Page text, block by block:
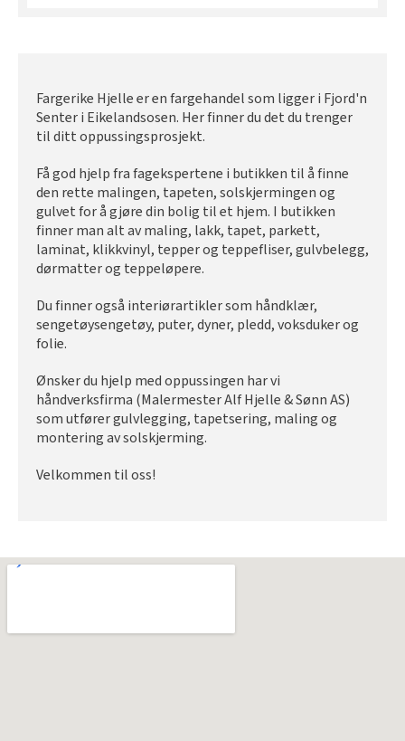
Fargerike Hjelle er en fargehandel som ligger i Fjord'n
Senter i Eikelandsosen. Her finner du det du trenger
til ditt oppussingsprosjekt.
Få god hjelp fra fagekspertene i butikken til å finne
den rette malingen, tapeten, solskjermingen og
gulvet for å gjøre din bolig til et hjem. I butikken
finner man alt av maling, lakk, tapet, parkett,
laminat, klikkvinyl, tepper og teppefliser, gulvbelegg,
dørmatter og teppeløpere.
Du finner også interiørartikler som håndklær,
sengetøysengetøy, puter, dyner, pledd, voksduker og
folie.
Ønsker du hjelp med oppussingen har vi
håndverksfirma (Malermester Alf Hjelle & Sønn AS)
som utfører gulvlegging, tapetsering, maling og
montering av solskjerming.
Velkommen til oss!